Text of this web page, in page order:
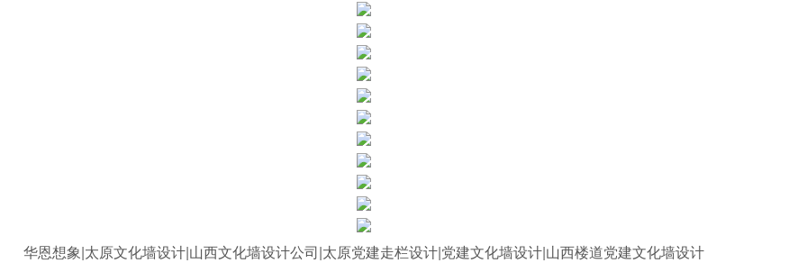
华恩想象|太原文化墙设计|山西文化墙设计公司|太原党建走栏设计|党建文化墙设计|山西楼道党建文化墙设计